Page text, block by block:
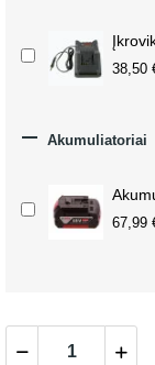
38,50
 Akumuliatoriai
67,99